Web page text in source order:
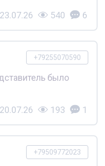
23.07.26 540 6
+79255070590
было
20.07.26 193 1
+79509772023